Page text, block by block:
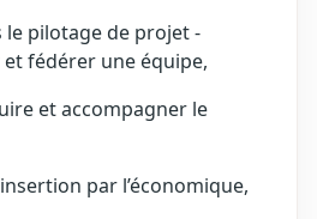
pilotage de projet -
fédérer une équipe,
et accompagner le
par l’économique,